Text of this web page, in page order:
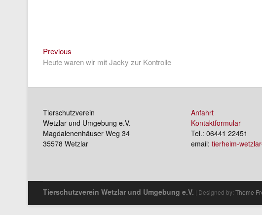
Beitragsnavigation
Previous
post:
Heute waren wir mit Jacky zur Kontrolle
Tierschutzverein
Wetzlar und Umgebung e.V.
Magdalenenhäuser Weg 34
35578 Wetzlar
Anfahrt
Kontaktformular
Tel.: 06441 22451
email: tierheim-
Tierschutzverein Wetzlar und Umgebung e.V. | Designed by: Theme